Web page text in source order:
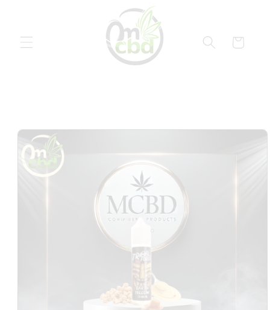
Panier
informations
produits